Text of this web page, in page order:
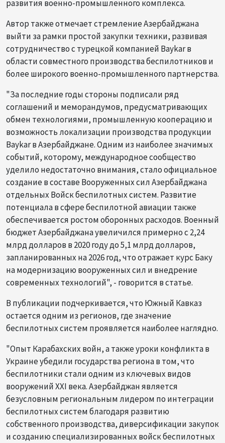
развития военно-промышленного комплекса.
Автор также отмечает стремление Азербайджана
выйти за рамки простой закупки техники, развивая
сотрудничество с турецкой компанией Baykar в
области совместного производства беспилотников и
более широкого военно-промышленного партнерства.
"За последние годы стороны подписали ряд
соглашений и меморандумов, предусматривающих
обмен технологиями, промышленную кооперацию и
возможность локализации производства продукции
Baykar в Азербайджане. Одним из наиболее значимых
событий, которому, международное сообщество
уделило недостаточно внимания, стало официальное
создание в составе Вооруженных сил Азербайджана
отдельных Войск беспилотных систем. Развитие
потенциала в сфере беспилотной авиации также
обеспечивается ростом оборонных расходов. Военный
бюджет Азербайджана увеличился примерно с 2,24
млрд долларов в 2020 году до 5,1 млрд долларов,
запланированных на 2026 год, что отражает курс Баку
на модернизацию вооруженных сил и внедрение
современных технологий", - говорится в статье.
В публикации подчеркивается, что Южный Кавказ
остается одним из регионов, где значение
беспилотных систем проявляется наиболее наглядно.
"Опыт Карабахских войн, а также уроки конфликта в
Украине убедили государства региона в том, что
беспилотники стали одним из ключевых видов
вооружений XXI века. Азербайджан является
безусловным региональным лидером по интеграции
беспилотных систем благодаря развитию
собственного производства, диверсификации закупок
и созданию специализированных войск беспилотных